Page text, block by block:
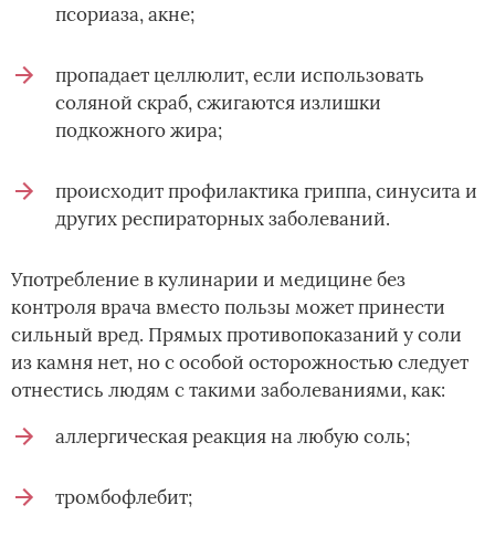
псориаза, акне;
пропадает целлюлит, если использовать
соляной скраб, сжигаются излишки
подкожного жира;
происходит профилактика гриппа, синусита и
других респираторных заболеваний.
Употребление в кулинарии и медицине без
контроля врача вместо пользы может принести
сильный вред. Прямых противопоказаний у соли
из камня нет, но с особой осторожностью следует
отнестись людям с такими заболеваниями, как:
аллергическая реакция на любую соль;
тромбофлебит;